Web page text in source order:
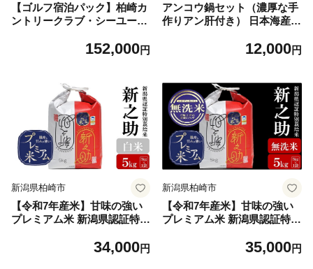
【ゴルフ宿泊パック】柏崎カ
ントリークラブ・シーユース
名様分）[Y0420]152,000円
アンコウ鍋セット（濃厚な手
作りアン肝付き） 日本海産ア
12,000円
新潟県柏崎市
【令和7年産米】甘味の強い
プレミアム米 新潟県認証特別
リーホンマ[Y0358]34,000円
新潟県柏崎市
【令和7年産米】甘味の強い
プレミアム米 新潟県認証特別
グリーホンマ[Y0359]35,000円